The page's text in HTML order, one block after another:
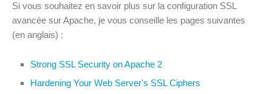
Si vous souhaitez en savoir plus sur la configuration SSL
avancée sur Apache, je vous conseille les pages suivantes
(en anglais) :
Strong SSL Security on Apache 2
Hardening Your Web Server's SSL Ciphers